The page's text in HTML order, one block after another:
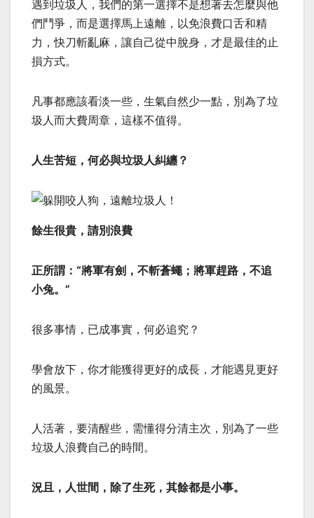
遇到垃圾人，我們的第一選擇不是想著去怎麼與他
們鬥爭，而是選擇馬上遠離，以免浪費口舌和精
力，快刀斬亂麻，讓自己從中脫身，才是最佳的止
損方式。
凡事都應該看淡一些，生氣自然少一點，別為了垃
圾人而大費周章，這樣不值得。
人生苦短，何必與垃圾人糾纏？
餘生很貴，請別浪費
正所謂：“將軍有劍，不斬蒼蠅；將軍趕路，不追
小兔。”
很多事情，已成事實，何必追究？
學會放下，你才能獲得更好的成長，才能遇見更好
的風景。
人活著，要清醒些，需懂得分清主次，別為了一些
垃圾人浪費自己的時間。
況且，人世間，除了生死，其餘都是小事。